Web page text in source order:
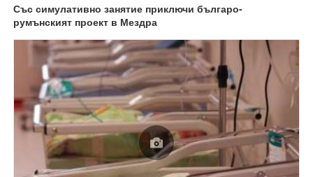
Със симулативно занятие приключи българо-
румънският проект в Мездра